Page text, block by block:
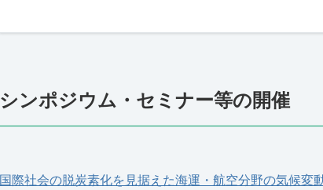
シンポジウム・セミナー等の開催
国際社会の脱炭素化を見据えた海運・航空分野の気候変